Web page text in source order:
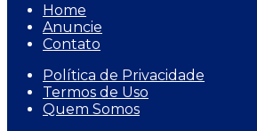
Home
Anuncie
Contato
Política de Privacidade
Termos de Uso
Quem Somos